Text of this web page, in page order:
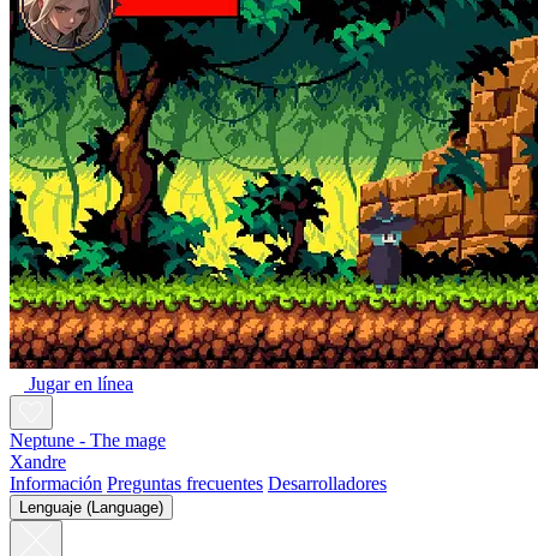
Jugar en línea
Neptune - The mage
Xandre
Información Preguntas frecuentes Desarrolladores
Lenguaje (Language)